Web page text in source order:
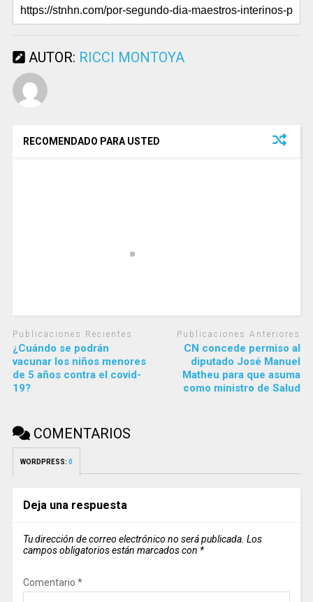
AUTOR: RICCI MONTOYA
RECOMENDADO PARA USTED
Publicaciones Recientes
¿Cuándo se podrán
vacunar los niños menores
de 5 años contra el covid-
19?
Publicaciones Anteriores
CN concede permiso al
diputado José Manuel
Matheu para que asuma
como ministro de Salud
COMENTARIOS
WORDPRESS: 0
Deja una respuesta
Tu dirección de correo electrónico no será publicada. Los
campos obligatorios están marcados con *
Comentario *